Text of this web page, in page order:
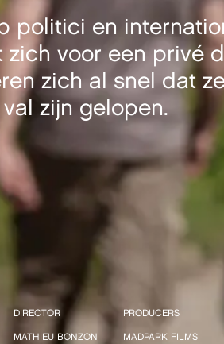
politici en
zich voor een privé
zich al snel dat
zijn gelopen.
DIRECTOR
MATHIEU BONZON
PRODUCERS
MADPARK FILMS